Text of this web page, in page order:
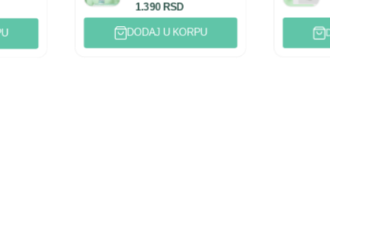
DODAJ U KORPU DODAJ U KORPU